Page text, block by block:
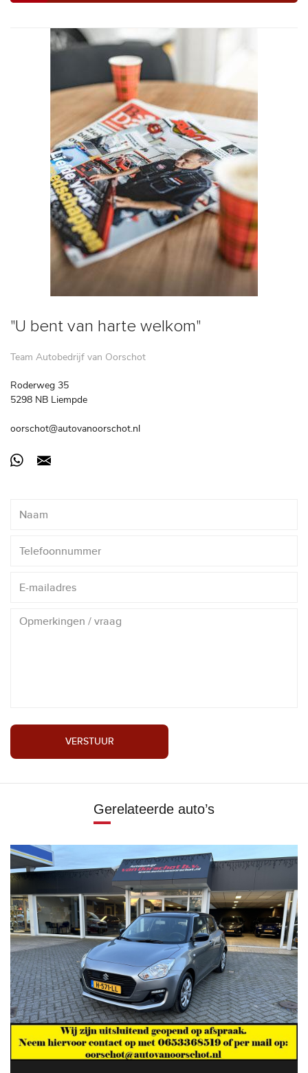
"U bent van harte welkom"
Team Autobedrijf van Oorschot
Roderweg 35
5298 NB Liempde
oorschot@autovanoorschot.nl
VERSTUUR
Gerelateerde auto’s